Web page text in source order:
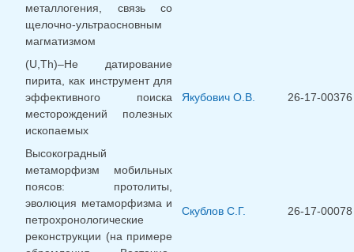
металлогения, связь со
щелочно-ультраосновным
магматизмом
(U,Th)–He датирование
пирита, как инструмент для
эффективного поиска
месторождений полезных
ископаемых
Якубович О.В. 26-17-00376
Высокоградный
метаморфизм мобильных
поясов: протолиты,
эволюция метаморфизма и
петрохронологические
реконструкции (на примере
Скублов С.Г. 26-17-00078